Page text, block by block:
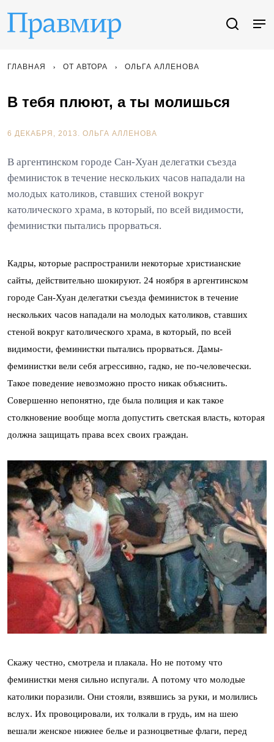
ГЛАВНАЯ ОТ АВТОРА ОЛЬГА АЛЛЕНОВА
В тебя плюют, а ты молишься
6 ДЕКАБРЯ, 2013. ОЛЬГА АЛЛЕНОВА
В аргентинском городе Сан-Хуан делегатки съезда
феминисток в течение нескольких часов нападали на
молодых католиков, ставших стеной вокруг
католического храма, в который, по всей видимости,
феминистки пытались прорваться.
Кадры, которые распространили некоторые христианские
сайты, действительно шокируют. 24 ноября в аргентинском
городе Сан-Хуан делегатки съезда феминисток в течение
нескольких часов нападали на молодых католиков, ставших
стеной вокруг католического храма, в который, по всей
видимости, феминистки пытались прорваться. Дамы-
феминистки вели себя агрессивно, гадко, не по-человечески.
Такое поведение невозможно просто никак объяснить.
Совершенно непонятно, где была полиция и как такое
столкновение вообще могла допустить светская власть, которая
должна защищать права всех своих граждан.
Скажу честно, смотрела и плакала. Но не потому что
феминистки меня сильно испугали. А потому что молодые
католики поразили. Они стояли, взявшись за руки, и молились
вслух. Их провоцировали, их толкали в грудь, им на шею
вешали женское нижнее белье и разноцветные флаги, перед